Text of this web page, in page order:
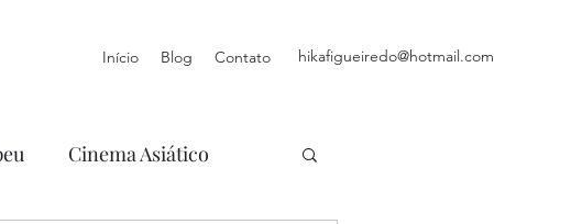
Início Blog Contato hikafigueiredo@hotmail.com
Cinema Asiático